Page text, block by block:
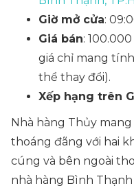
Giờ mở cửa:
Giá bán:
giá chỉ mang
thể thay đổi).
Xếp hạng trên
Nhà hàng Thủy
thoáng đãng với hai
cúng và bên ngoài
nhà hàng Bình